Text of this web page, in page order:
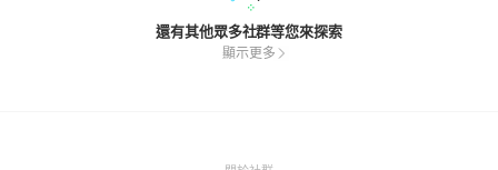
還有其他眾多社群等您來探索
顯示更多